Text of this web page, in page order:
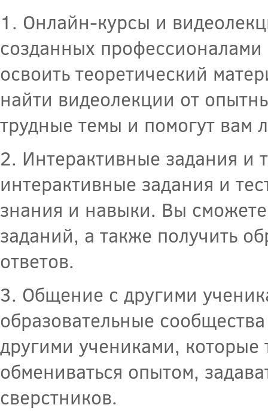
1. Онлайн-курсы и
созданных
освоить теоретический
найти видеолекции от
трудные темы и помогут вам
2. Интерактивные задания и
интерактивные задания и
знания и навыки. Вы
заданий, а также получить
ответов.
3. Общение с другими
образовательные
другими учениками,
обмениваться опытом,
сверстников.